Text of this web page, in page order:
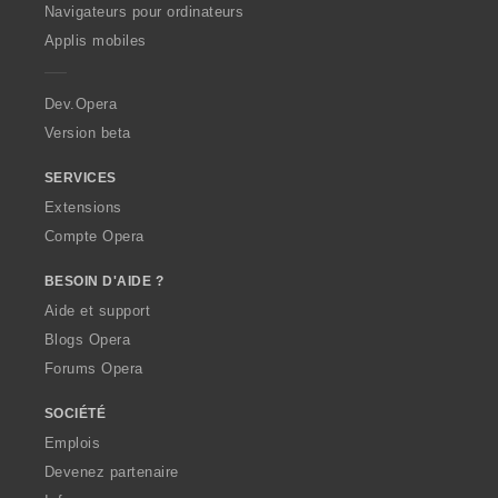
O
p
a
Navigateurs pour ordinateurs
Applis mobiles
Dev.Opera
Version beta
SERVICES
Extensions
Compte Opera
BESOIN D'AIDE ?
Aide et support
Blogs Opera
Forums Opera
SOCIÉTÉ
Emplois
Devenez partenaire